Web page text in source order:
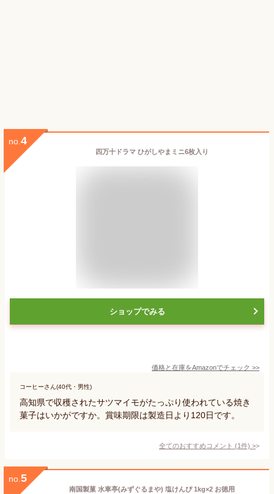
no. 4
四万十ドラマ ひがしやまミニ6枚入り
ショップでみる
価格と在庫をAmazonでチェック >>
コーヒーさん(40代・男性)
高知県で収穫されたサツマイモがたっぷり使われている焼き
菓子はいかがですか。賞味期限は製造日より120日です。
全てのおすすめコメント (1件) >
no. 5
南国製菓 水車亭(みずぐるまや) 塩けんぴ 1kg×2 お徳用